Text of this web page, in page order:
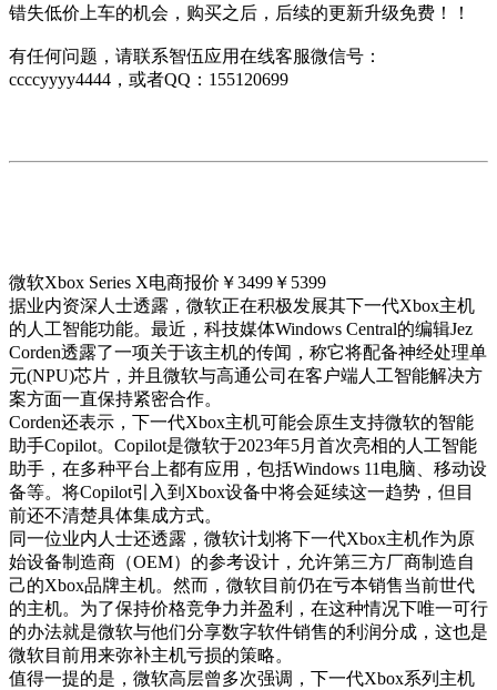
错失低价上车的机会，购买之后，后续的更新升级免费！！
有任何问题，请联系智伍应用在线客服微信号：
ccccyyyy4444，或者QQ：155120699
微软Xbox Series X电商报价￥3499￥5399
据业内资深人士透露，微软正在积极发展其下一代Xbox主机
的人工智能功能。最近，科技媒体Windows Central的编辑Jez
Corden透露了一项关于该主机的传闻，称它将配备神经处理单
元(NPU)芯片，并且微软与高通公司在客户端人工智能解决方
案方面一直保持紧密合作。
Corden还表示，下一代Xbox主机可能会原生支持微软的智能
助手Copilot。Copilot是微软于2023年5月首次亮相的人工智能
助手，在多种平台上都有应用，包括Windows 11电脑、移动设
备等。将Copilot引入到Xbox设备中将会延续这一趋势，但目
前还不清楚具体集成方式。
同一位业内人士还透露，微软计划将下一代Xbox主机作为原
始设备制造商（OEM）的参考设计，允许第三方厂商制造自
己的Xbox品牌主机。然而，微软目前仍在亏本销售当前世代
的主机。为了保持价格竞争力并盈利，在这种情况下唯一可行
的办法就是微软与他们分享数字软件销售的利润分成，这也是
微软目前用来弥补主机亏损的策略。
值得一提的是，微软高层曾多次强调，下一代Xbox系列主机